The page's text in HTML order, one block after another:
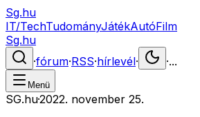
Sg.hu
IT/TechTudományJátékAutóFilm
Sg.hu
·fórum·RSS·hírlevél· ·...
Menü
SG.hu·2022. november 25.